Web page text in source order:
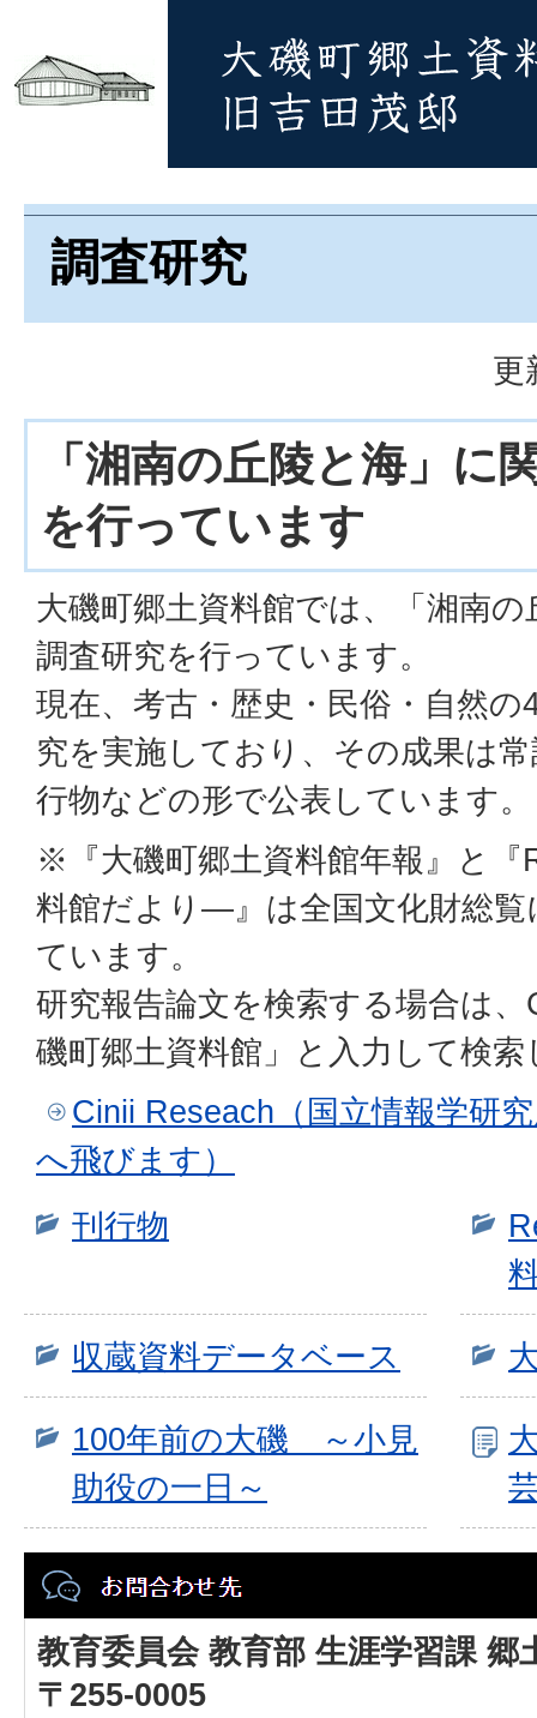
調査研究
更
「湘南の丘陵と海」に
を行っています
大磯町郷土資料館では、「湘南
調査研究を行っています。
現在、考古・歴史・民俗・自然
究を実施しており、その成果は
行物などの形で公表しています。
※『大磯町郷土資料館年報』と
料館だより―』は全国文化財総
ています。
研究報告論文を検索する場合は
磯町郷土資料館」と入力して検
Cinii Reseach（国立情報学研
へ飛びます）
刊行物
収蔵資料データベース
100年前の大磯 ～小見
助役の一日～
教育委員会 教育部 生涯学習課 郷
〒255-0005